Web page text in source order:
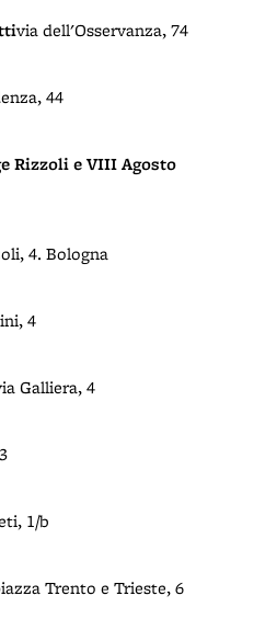
via dell'Osservanza, 74
44
Rizzoli e VIII Agosto
4. Bologna
4
Galliera, 4
1/b
Trento e Trieste, 6